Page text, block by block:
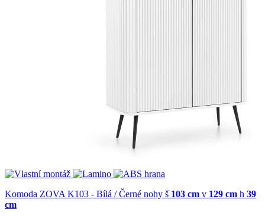
Komoda ZOVA K103 - Bílá / Černé nohy š 103 cm v 129 cm h 39
cm